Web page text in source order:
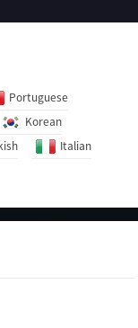
Portuguese
Korean
Italian